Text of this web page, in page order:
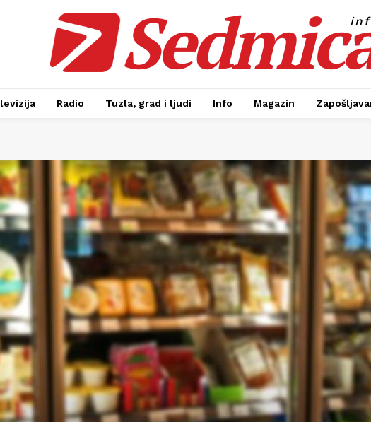
Radio Tuzla, grad i ljudi Info Magazin